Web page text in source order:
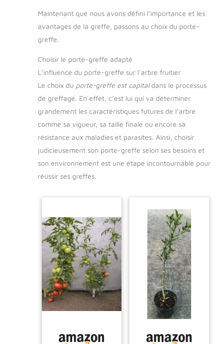
Maintenant que nous avons défini l’importance et les
avantages de la greffe, passons au choix du porte-
greffe.
Choisir le porte-greffe adapté
L’influence du porte-greffe sur l’arbre fruitier
Le choix du porte-greffe est capitaldans le processus
de greffage. En effet, c’est lui qui va déterminer
grandement les caractéristiques futures de l’arbre
comme sa vigueur, sa taille finale ou encore sa
résistance aux maladies et parasites. Ainsi, choisir
judicieusement son porte-greffe selon ses besoins et
son environnement est une étape incontournable pour
réussir ses greffes.